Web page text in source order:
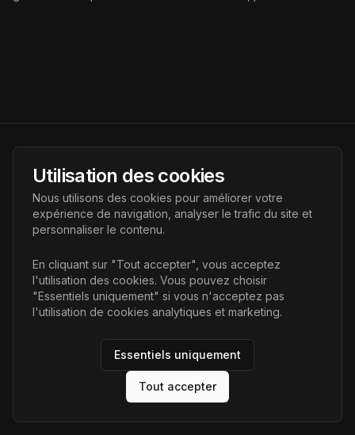
AI Futur
Portail de l'avenir de l'intelligence artificielle, vous aidant à
découvrir les dernières technologies IA.
Liens
Accueil
Articles
AI Futur. Tous droits réservés.
Utilisation des cookies
Nous utilisons des cookies pour améliorer votre
expérience de navigation, analyser le trafic du site et
personnaliser le contenu.
En cliquant sur "Tout accepter", vous acceptez
l'utilisation des cookies. Vous pouvez choisir
"Essentiels uniquement" si vous n'acceptez pas
l'utilisation de cookies analytiques et marketing.
Essentiels uniquement
Tout accepter